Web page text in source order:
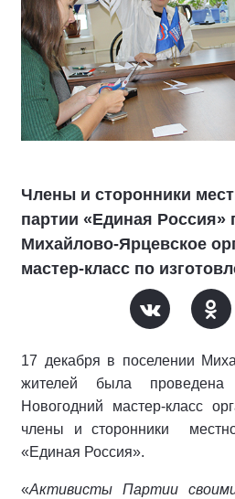
Члены и сторонники
партии «Единая Россия»
Михайлово-Ярцевское
мастер-класс по
17 декабря в поселении
жителей была проведена
Новогодний мастер-класс
члены и сторонники
«Единая Россия».
«Активисты Партии